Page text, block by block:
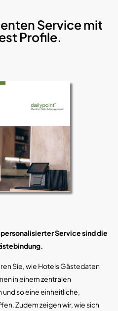
Service mit
Profile.
Service sind die
Sie, wie Hotels Gästedaten
in einem zentralen
so eine einheitliche,
Zudem zeigen wir, wie sich